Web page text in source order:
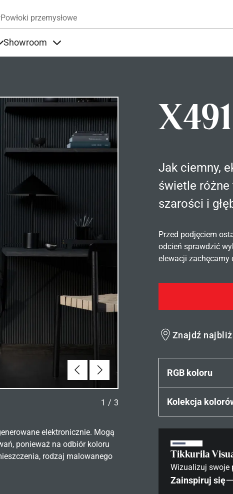
Powłoki przemysłowe
Showroom
Poprzednie
Dalej
1 / 3
elektronicznie. Mogą
ponieważ na odbiór koloru
rodzaj malowanego
Jak ciemny,
świetle różne
szarości i
Przed podjęciem
odcień sprawdzić
elewacji zachęcamy
Znajdź
RGB koloru
Kolekcja
Tikkurila
Wizualizuj swoje
Zainspiruj się